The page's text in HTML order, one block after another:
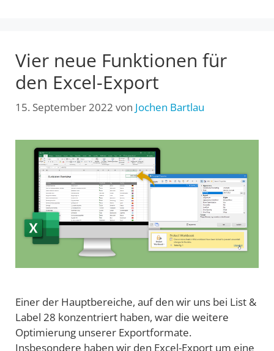
Vier neue Funktionen für
den Excel-Export
15. September 2022 von Jochen Bartlau
Einer der Hauptbereiche, auf den wir uns bei List &
Label 28 konzentriert haben, war die weitere
Optimierung unserer Exportformate.
Insbesondere haben wir den Excel-Export um eine